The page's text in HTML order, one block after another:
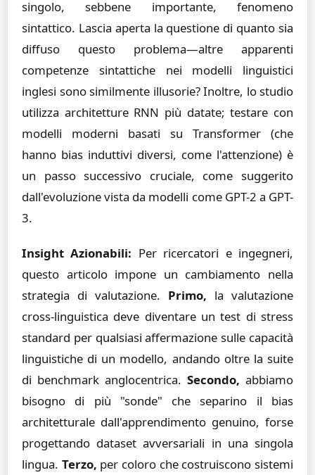
singolo, sebbene importante, fenomeno
sintattico. Lascia aperta la questione di quanto sia
diffuso questo problema—altre apparenti
competenze sintattiche nei modelli linguistici
inglesi sono similmente illusorie? Inoltre, lo studio
utilizza architetture RNN più datate; testare con
modelli moderni basati su Transformer (che
hanno bias induttivi diversi, come l'attenzione) è
un passo successivo cruciale, come suggerito
dall'evoluzione vista da modelli come GPT-2 a GPT-
3.
Insight Azionabili: Per ricercatori e ingegneri,
questo articolo impone un cambiamento nella
strategia di valutazione. Primo, la valutazione
cross-linguistica deve diventare un test di stress
standard per qualsiasi affermazione sulle capacità
linguistiche di un modello, andando oltre la suite
di benchmark anglocentrica. Secondo, abbiamo
bisogno di più "sonde" che separino il bias
architetturale dall'apprendimento genuino, forse
progettando dataset avversariali in una singola
lingua. Terzo, per coloro che costruiscono sistemi